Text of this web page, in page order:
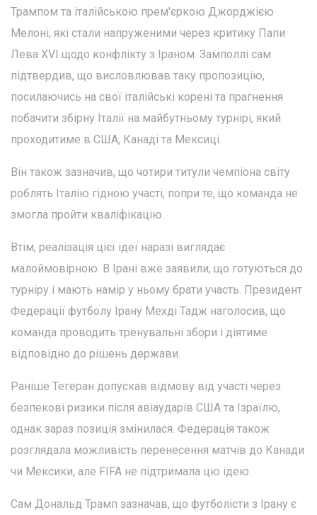
Трампом та італійською прем'єркою Джорджією
Мелоні, які стали напруженими через критику Папи
Лева XVI щодо конфлікту з Іраном. Замполлі сам
підтвердив, що висловлював таку пропозицію,
посилаючись на свої італійські корені та прагнення
побачити збірну Італії на майбутньому турнірі, який
проходитиме в США, Канаді та Мексиці.
Він також зазначив, що чотири титули чемпіона світу
роблять Італію гідною участі, попри те, що команда не
змогла пройти кваліфікацію.
Втім, реалізація цієї ідеї наразі виглядає
малоймовірною. В Ірані вже заявили, що готуються до
турніру і мають намір у ньому брати участь. Президент
Федерації футболу Ірану Мехді Тадж наголосив, що
команда проводить тренувальні збори і діятиме
відповідно до рішень держави.
Раніше Тегеран допускав відмову від участі через
безпекові ризики після авіаударів США та Ізраїлю,
однак зараз позиція змінилася. Федерація також
розглядала можливість перенесення матчів до Канади
чи Мексики, але FIFA не підтримала цю ідею.
Сам Дональд Трамп зазначав, що футболісти з Ірану є